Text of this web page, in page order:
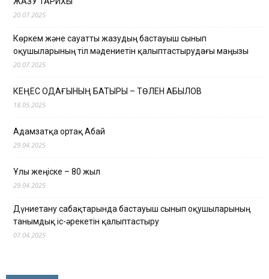
20.07.2025
Көркем және сауатты жазудың бастауыш сынып
оқушыларының тіл мәдениетін қалыптастырудағы маңызы
20.07.2025
КЕҢЕС ОДАҒЫНЫҢ БАТЫРЫ – ТӨЛЕН ҚАБЫЛОВ
18.05.2025
Адамзатқа ортақ Абай
29.04.2025
Ұлы жеңіске – 80 жыл
29.04.2025
Дүниетану сабақтарында бастауыш сынып оқушыларының
танымдық іс-әрекетін қалыптастыру
07.04.2025